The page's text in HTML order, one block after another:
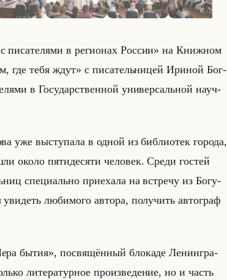
писателями в регионах России» на Книж­ном
где тебя ждут» с пи­са­тельни­цей Ири­ной Бог­
в Го­су­дар­ствен­ной уни­вер­сальной на­уч­
уже вы­сту­па­ла в одной из биб­лио­тек го­ро­да,
около пя­ти­де­ся­ти че­ло­век. Среди го­стей
спе­ци­ально при­еха­ла на встре­чу из Бо­гу­
лю­би­мо­го ав­то­ра, по­лу­чить ав­то­граф
бытия», по­свя­щён­ный бло­ка­де Ле­нин­гра­
ли­те­ра­тур­ное про­из­ве­де­ние, но и часть